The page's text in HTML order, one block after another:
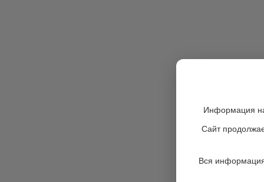
Информация
Сайт
Вся